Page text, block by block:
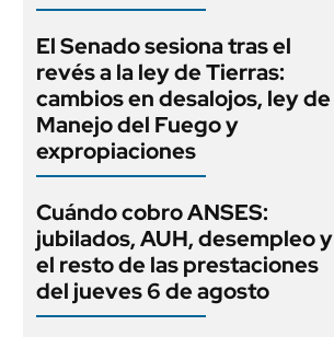
El Senado sesiona tras el
revés a la ley de Tierras:
cambios en desalojos, ley de
Manejo del Fuego y
expropiaciones
Cuándo cobro ANSES:
jubilados, AUH, desempleo y
el resto de las prestaciones
del jueves 6 de agosto